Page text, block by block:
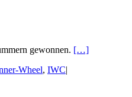
gewonnen. […]
Wheel, IWC|